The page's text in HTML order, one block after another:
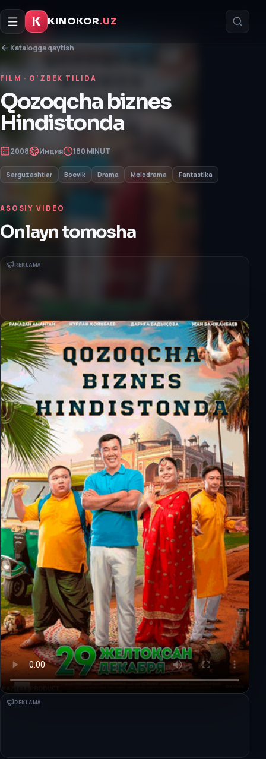
K KINOKOR.UZ
Katalogga qaytish
FILM · O‘ZBEK TILIDA
Qozoqcha biznes
Hindistonda
2008 Индия 180 MINUT
Sarguzashtlar Boevik Drama Melodrama Fantastika
ASOSIY VIDEO
Onlayn tomosha
REKLAMA
REKLAMA